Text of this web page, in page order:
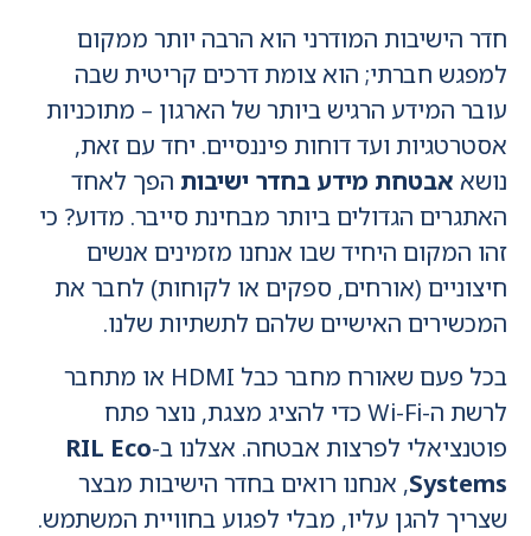
חדר הישיבות המודרני הוא הרבה יותר ממקום
למפגש חברתי; הוא צומת דרכים קריטית שבה
עובר המידע הרגיש ביותר של הארגון – מתוכניות
אסטרטגיות ועד דוחות פיננסיים. יחד עם זאת,
נושא אבטחת מידע בחדר ישיבות הפך לאחד
האתגרים הגדולים ביותר מבחינת סייבר. מדוע? כי
זהו המקום היחיד שבו אנחנו מזמינים אנשים
חיצוניים (אורחים, ספקים או לקוחות) לחבר את
המכשירים האישיים שלהם לתשתיות שלנו.
בכל פעם שאורח מחבר כבל HDMI או מתחבר
לרשת ה-Wi-Fi כדי להציג מצגת, נוצר פתח
פוטנציאלי לפרצות אבטחה. אצלנו ב-RIL Eco
Systems, אנחנו רואים בחדר הישיבות מבצר
שצריך להגן עליו, מבלי לפגוע בחוויית המשתמש.